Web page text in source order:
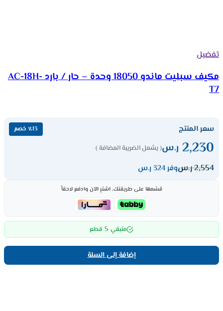
تفضيل
مكيف سبليت ماندو 18050 وحدة – حار / بارد AC-18H-
T7
سعر المنتج ٪13 خصم
2,230 ر.س( يشمل الضريبة المضافة )
2,554ر.سوفر 324 ر.س
قسّمها على طريقتك، اشترِ الآن وادفع لاحقاً
متبقي 5 قطع
إضافة إلى السلة